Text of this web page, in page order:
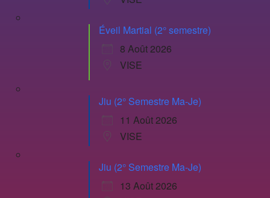
Éveil Martial (2° semestre)
8 Août 2026
VISE
Jiu (2° Semestre Ma-Je)
11 Août 2026
VISE
Jiu (2° Semestre Ma-Je)
13 Août 2026